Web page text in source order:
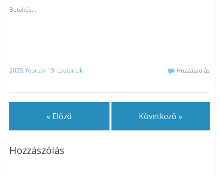
Betöltés...
2020. február 13. csütörtök Hozzászólás
« Előző Következő »
Hozzászólás